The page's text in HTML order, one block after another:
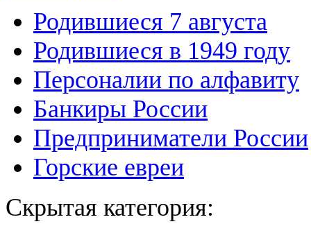
Родившиеся 7 августа
Родившиеся в 1949 году
Персоналии по алфавиту
Банкиры России
Предприниматели России
Горские евреи
Скрытая категория: